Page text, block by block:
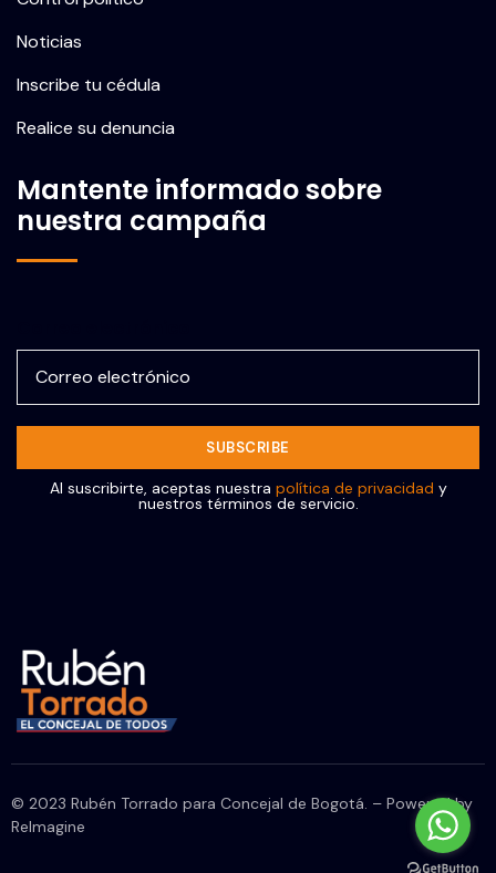
Noticias
Inscribe tu cédula
Realice su denuncia
Mantente informado sobre
nuestra campaña
Al suscribirte, aceptas nuestra política de privacidad y
nuestros términos de servicio.
© 2023 Rubén Torrado para Concejal de Bogotá. – Powered by
ReImagine